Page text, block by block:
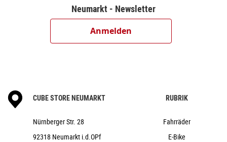
Race Face Chester 35, 780mm
ACROS Integrated, Top & Bottom 1 1/8",
17,4 kg
grey´n´black
Cube
Neumarkt - Newsletter
Anmelden
CUBE STORE NEUMARKT
Nürnberger Str. 28
92318 Neumarkt i.d.OPf
RUBRIK
Fahrräder
E-Bike